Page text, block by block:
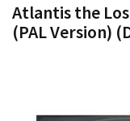
Atlantis the
(PAL Version)